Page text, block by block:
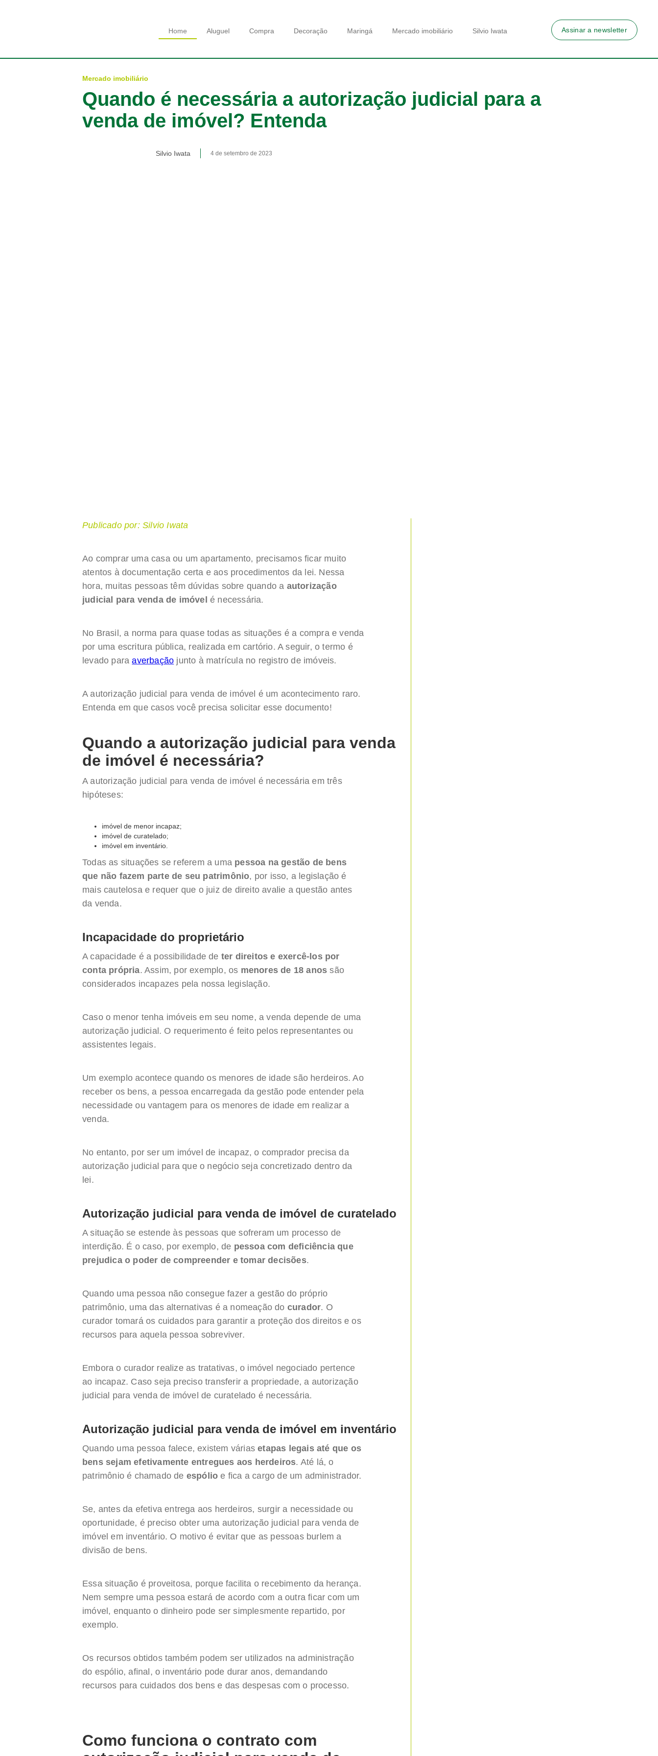
Home Aluguel Compra Decoração Maringá Mercado imobiliário Silvio Iwata Assinar a newsletter
Mercado imobiliário
Quando é necessária a autorização judicial para a
venda de imóvel? Entenda
Silvio Iwata 4 de setembro de 2023
Publicado por: Silvio Iwata
Ao comprar uma casa ou um apartamento, precisamos ficar muito
atentos à documentação certa e aos procedimentos da lei. Nessa
hora, muitas pessoas têm dúvidas sobre quando a autorização
judicial para venda de imóvel é necessária.
No Brasil, a norma para quase todas as situações é a compra e venda
por uma escritura pública, realizada em cartório. A seguir, o termo é
levado paraaverbação junto à matrícula no registro de imóveis.
A autorização judicial para venda de imóvel é um acontecimento raro.
Entenda em que casos você precisa solicitar esse documento!
Quando a autorização judicial para venda
de imóvel é necessária?
A autorização judicial para venda de imóvel é necessária em três
hipóteses:
imóvel de menor incapaz;
imóvel de curatelado;
imóvel em inventário.
Todas as situações se referem a uma pessoa na gestão de bens
que não fazem parte de seu patrimônio, por isso, a legislação é
mais cautelosa e requer que o juiz de direito avalie a questão antes
da venda.
Incapacidade do proprietário
A capacidade é a possibilidade de ter direitos e exercê-los por
conta própria. Assim, por exemplo, os menores de 18 anos são
considerados incapazes pela nossa legislação.
Caso o menor tenha imóveis em seu nome, a venda depende de uma
autorização judicial. O requerimento é feito pelos representantes ou
assistentes legais.
Um exemplo acontece quando os menores de idade são herdeiros. Ao
receber os bens, a pessoa encarregada da gestão pode entender pela
necessidade ou vantagem para os menores de idade em realizar a
venda.
No entanto, por ser um imóvel de incapaz, o comprador precisa da
autorização judicial para que o negócio seja concretizado dentro da
lei.
Autorização judicial para venda de imóvel de curatelado
A situação se estende às pessoas que sofreram um processo de
interdição. É o caso, por exemplo, de pessoa com deficiência que
prejudica o poder de compreender e tomar decisões.
Quando uma pessoa não consegue fazer a gestão do próprio
patrimônio, uma das alternativas é a nomeação do curador. O
curador tomará os cuidados para garantir a proteção dos direitos e os
recursos para aquela pessoa sobreviver.
Embora o curador realize as tratativas, o imóvel negociado pertence
ao incapaz. Caso seja preciso transferir a propriedade, a autorização
judicial para venda de imóvel de curatelado é necessária.
Autorização judicial para venda de imóvel em inventário
Quando uma pessoa falece, existem váriasetapas legais até que os
bens sejam efetivamente entregues aos herdeiros. Até lá, o
patrimônio é chamado de espólioe fica a cargo de um administrador.
Se, antes da efetiva entrega aos herdeiros, surgir a necessidade ou
oportunidade, é preciso obter uma autorização judicial para venda de
imóvel em inventário. O motivo é evitar que as pessoas burlem a
divisão de bens.
Essa situação é proveitosa, porque facilita o recebimento da herança.
Nem sempre uma pessoa estará de acordo com a outra ficar com um
imóvel, enquanto o dinheiro pode ser simplesmente repartido, por
exemplo.
Os recursos obtidos também podem ser utilizados na administração
do espólio, afinal, o inventário pode durar anos, demandando
recursos para cuidados dos bens e das despesas com o processo.
Como funciona o contrato com